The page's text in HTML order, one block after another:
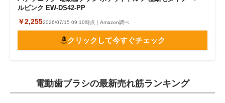
ルピンク EW-DS42-PP
￥2,2552026/07/15 09:10時点｜Amazon調べ
クリックして今すぐチェック
電動歯ブラシの最新売れ筋ランキング